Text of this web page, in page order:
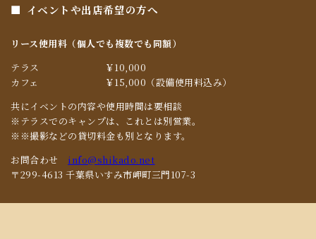
イベントや出店希望の方へ
リース使用料（個人でも複数でも同額）
テラス
￥10,000
カフェ
￥15,000（設備使用料込み）
共にイベントの内容や使用時間は要相談
※テラスでのキャンプは、これとは別営業。
※※撮影などの貸切料金も別となります。
お問合わせ info@shikado.net
〒299-4613 千葉県いすみ市岬町三門107-3